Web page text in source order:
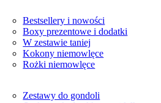
Bestsellery i nowości
Boxy prezentowe i dodatki
W zestawie taniej
Kokony niemowlęce
Rożki niemowlęce
Zestawy do gondoli